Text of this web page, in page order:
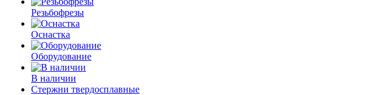
Резьбофрезы
Оснастка
Оборудование
В наличии
Стержни твердосплавные